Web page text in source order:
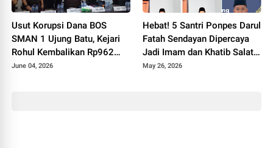
Usut Korupsi Dana BOS
SMAN 1 Ujung Batu, Kejari
Rohul Kembalikan Rp962
Juta dan Sita Aset Miliaran
June 04, 2026
Hebat! 5 Santri Ponpes Darul
Fatah Sendayan Dipercaya
Jadi Imam dan Khatib Salat
Idul Adha 1447 H
May 26, 2026